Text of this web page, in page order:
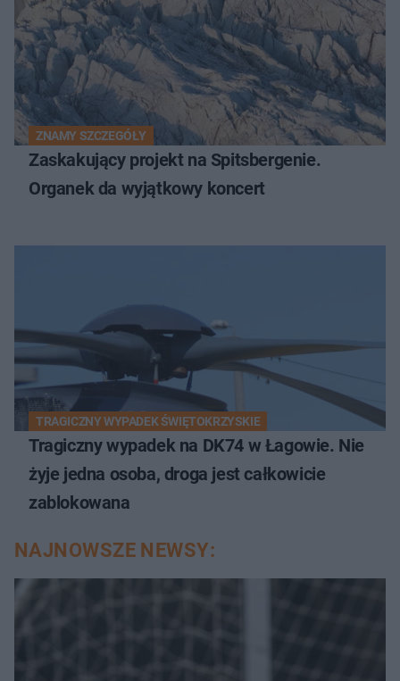
ZNAMY SZCZEGÓŁY
Zaskakujący projekt na Spitsbergenie.
Organek da wyjątkowy koncert
TRAGICZNY WYPADEK ŚWIĘTOKRZYSKIE
Tragiczny wypadek na DK74 w Łagowie. Nie
żyje jedna osoba, droga jest całkowicie
zablokowana
NAJNOWSZE NEWSY: